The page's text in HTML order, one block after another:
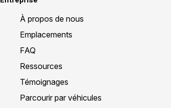
À propos de nous
Emplacements
FAQ
Ressources
Témoignages
Parcourir par véhicules